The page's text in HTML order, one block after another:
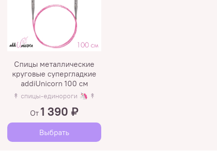
Спицы металлические
круговые супергладкие
addiUnicorn 100 см
↟ спицы-единороги 🦄 ↟
От 1 390 ₽
Выбрать